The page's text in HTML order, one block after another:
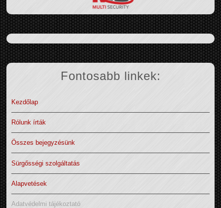
Fontosabb linkek:
Kezdőlap
Rólunk írták
Összes bejegyzésünk
Sürgősségi szolgáltatás
Alapvetések
Adatvédelmi tájékoztató